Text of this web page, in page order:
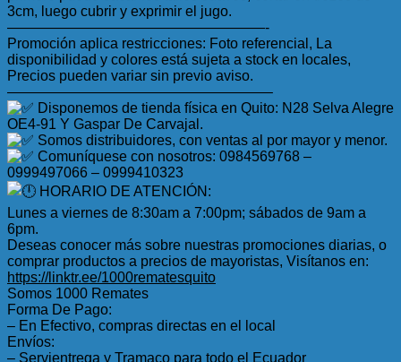
3cm, luego cubrir y exprimir el jugo.
——————————————————-
Promoción aplica restricciones: Foto referencial, La
disponibilidad y colores está sujeta a stock en locales,
Precios pueden variar sin previo aviso.
——————————————————–
Disponemos de tienda física en Quito: N28 Selva Alegre
OE4-91 Y Gaspar De Carvajal.
Somos distribuidores, con ventas al por mayor y menor.
Comuníquese con nosotros: 0984569768 –
0999497066 – 0999410323
HORARIO DE ATENCIÓN:
Lunes a viernes de 8:30am a 7:00pm; sábados de 9am a
6pm.
Deseas conocer más sobre nuestras promociones diarias, o
comprar productos a precios de mayoristas, Visítanos en:
https://linktr.ee/1000rematesquito
Somos 1000 Remates
Forma De Pago:
– En Efectivo, compras directas en el local
Envíos:
– Servientrega y Tramaco para todo el Ecuador